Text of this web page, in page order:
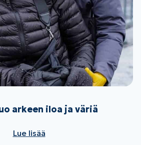
arkeen iloa ja väriä
Lue lisää